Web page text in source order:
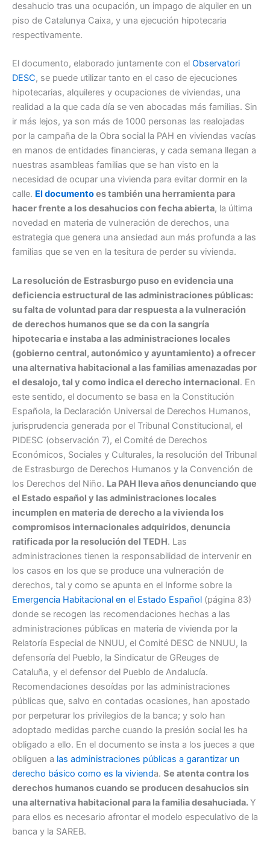
desahucio tras una ocupación, un impago de alquiler en un
piso de Catalunya Caixa, y una ejecución hipotecaria
respectivamente.
El documento, elaborado juntamente con el Observatori
DESC, se puede utilizar tanto en el caso de ejecuciones
hipotecarias, alquileres y ocupaciones de viviendas, una
realidad a la que cada día se ven abocadas más familias. Sin
ir más lejos, ya son más de 1000 personas las realojadas
por la campaña de la Obra social la PAH en viviendas vacías
en manos de entidades financieras, y cada semana llegan a
nuestras asambleas familias que se han visto en la
necesidad de ocupar una vivienda para evitar dormir en la
calle. El documentoes también una herramienta para
hacer frente a los desahucios con fecha abierta, la última
novedad en materia de vulneración de derechos, una
estrategia que genera una ansiedad aun más profunda a las
familias que se ven en la tesitura de perder su vivienda.
La resolución de Estrasburgo puso en evidencia una
deficiencia estructural de las administraciones públicas:
su falta de voluntad para dar respuesta a la vulneración
de derechos humanos que se da con la sangría
hipotecaria e instaba a las administraciones locales
(gobierno central, autonómico y ayuntamiento) a ofrecer
una alternativa habitacional a las familias amenazadas por
el desalojo, tal y como indica el derecho internacional. En
este sentido, el documento se basa en la Constitución
Española, la Declaración Universal de Derechos Humanos,
jurisprudencia generada por el Tribunal Constitucional, el
PIDESC (observación 7), el Comité de Derechos
Económicos, Sociales y Culturales, la resolución del Tribunal
de Estrasburgo de Derechos Humanos y la Convención de
los Derechos del Niño. La PAH lleva años denunciando que
el Estado español y las administraciones locales
incumplen en materia de derecho a la vivienda los
compromisos internacionales adquiridos, denuncia
ratificada por la resolución del TEDH. Las
administraciones tienen la responsabilidad de intervenir en
los casos en los que se produce una vulneración de
derechos, tal y como se apunta en el Informe sobre la
Emergencia Habitacional en el Estado Español (página 83)
donde se recogen las recomendaciones hechas a las
administraciones públicas en materia de vivienda por la
Relatoría Especial de NNUU, el Comité DESC de NNUU, la
defensoría del Pueblo, la Sindicatur de GReuges de
Cataluña, y el defensor del Pueblo de Andalucía.
Recomendaciones desoídas por las administraciones
públicas que, salvo en contadas ocasiones, han apostado
por perpeturar los privilegios de la banca; y solo han
adoptado medidas parche cuando la presión social les ha
obligado a ello. En el documento se insta a los jueces a que
obliguen a las administraciones públicas a garantizar un
derecho básico como es la vivienda. Se atenta contra los
derechos humanos cuando se producen desahucios sin
una alternativa habitacional para la familia desahuciada.Y
para ellos es necesario afrontar el modelo especulativo de la
banca y la SAREB.